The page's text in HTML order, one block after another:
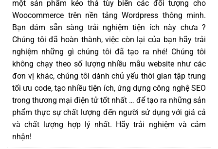
một sản phẩm kéo thả tùy biến các đối tượng cho
Woocommerce trên nền tảng Wordpress thông minh.
Bạn dám sẵn sàng trải nghiệm tiện ích này chưa ?
Chúng tôi đã hoàn thành, việc còn lại của bạn hãy trải
nghiệm những gì chúng tôi đã tạo ra nhé! Chúng tôi
không chạy theo số lượng nhiều mẫu website như các
đơn vị khác, chúng tôi dành chủ yếu thời gian tập trung
tối ưu code, tạo nhiều tiện ích, ứng dựng công nghệ SEO
trong thương mại điện tử tốt nhất … để tạo ra những sản
phẩm thực sự chất lượng đến người sử dụng với giá cả
và chất lượng hợp lý nhất. Hãy trải nghiệm và cảm
nhận!